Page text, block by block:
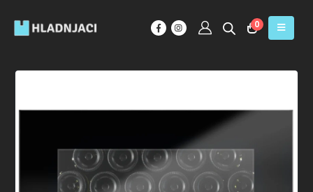
0